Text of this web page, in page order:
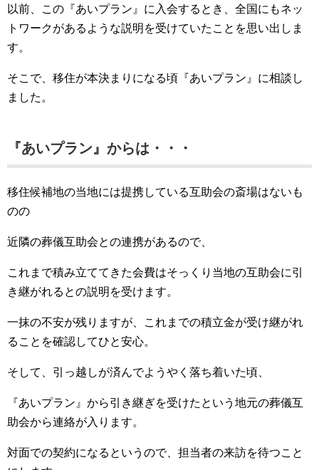
以前、この『あいプラン』に入会するとき、全国にもネッ
トワークがあるような説明を受けていたことを思い出しま
す。
そこで、移住が本決まりになる頃『あいプラン』に相談し
ました。
『あいプラン』からは・・・
移住候補地の当地には提携している互助会の斎場はないも
のの
近隣の葬儀互助会との連携があるので、
これまで積み立ててきた会費はそっくり当地の互助会に引
き継がれるとの説明を受けます。
一抹の不安が残りますが、これまでの積立金が受け継がれ
ることを確認してひと安心。
そして、引っ越しが済んでようやく落ち着いた頃、
『あいプラン』から引き継ぎを受けたという地元の葬儀互
助会から連絡が入ります。
対面での契約になるというので、担当者の来訪を待つこと